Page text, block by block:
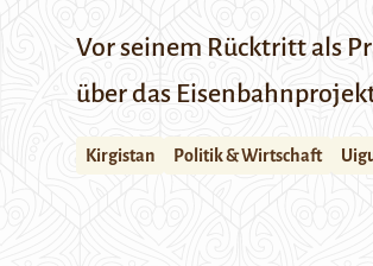
Vor seinem Rücktritt als
über das
Kirgistan Politik & Wirtschaft